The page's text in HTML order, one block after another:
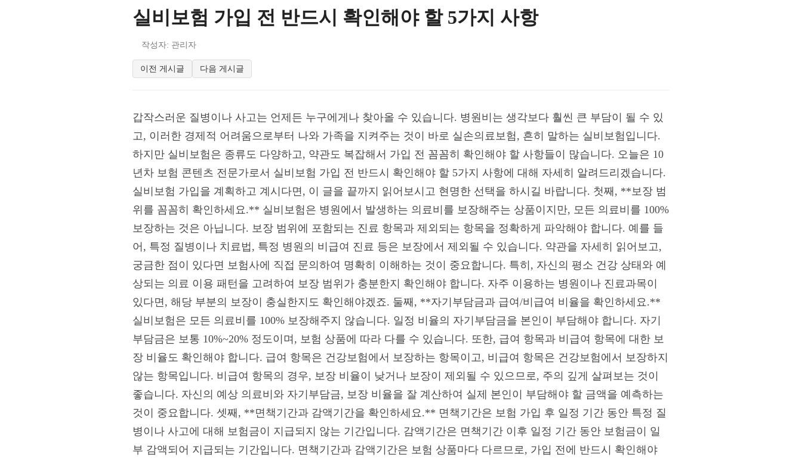
실비보험 가입 전 반드시 확인해야 할 5가지 사항
작성자: 관리자
이전 게시글 다음 게시글
갑작스러운 질병이나 사고는 언제든 누구에게나 찾아올 수 있습니다. 병원비는 생각보다 훨씬 큰 부담이 될 수 있
고, 이러한 경제적 어려움으로부터 나와 가족을 지켜주는 것이 바로 실손의료보험, 흔히 말하는 실비보험입니다.
하지만 실비보험은 종류도 다양하고, 약관도 복잡해서 가입 전 꼼꼼히 확인해야 할 사항들이 많습니다. 오늘은 10
년차 보험 콘텐츠 전문가로서 실비보험 가입 전 반드시 확인해야 할 5가지 사항에 대해 자세히 알려드리겠습니다.
실비보험 가입을 계획하고 계시다면, 이 글을 끝까지 읽어보시고 현명한 선택을 하시길 바랍니다. 첫째, **보장 범
위를 꼼꼼히 확인하세요.** 실비보험은 병원에서 발생하는 의료비를 보장해주는 상품이지만, 모든 의료비를 100%
보장하는 것은 아닙니다. 보장 범위에 포함되는 진료 항목과 제외되는 항목을 정확하게 파악해야 합니다. 예를 들
어, 특정 질병이나 치료법, 특정 병원의 비급여 진료 등은 보장에서 제외될 수 있습니다. 약관을 자세히 읽어보고,
궁금한 점이 있다면 보험사에 직접 문의하여 명확히 이해하는 것이 중요합니다. 특히, 자신의 평소 건강 상태와 예
상되는 의료 이용 패턴을 고려하여 보장 범위가 충분한지 확인해야 합니다. 자주 이용하는 병원이나 진료과목이
있다면, 해당 부분의 보장이 충실한지도 확인해야겠죠. 둘째, **자기부담금과 급여/비급여 비율을 확인하세요.**
실비보험은 모든 의료비를 100% 보장해주지 않습니다. 일정 비율의 자기부담금을 본인이 부담해야 합니다. 자기
부담금은 보통 10%~20% 정도이며, 보험 상품에 따라 다를 수 있습니다. 또한, 급여 항목과 비급여 항목에 대한 보
장 비율도 확인해야 합니다. 급여 항목은 건강보험에서 보장하는 항목이고, 비급여 항목은 건강보험에서 보장하지
않는 항목입니다. 비급여 항목의 경우, 보장 비율이 낮거나 보장이 제외될 수 있으므로, 주의 깊게 살펴보는 것이
좋습니다. 자신의 예상 의료비와 자기부담금, 보장 비율을 잘 계산하여 실제 본인이 부담해야 할 금액을 예측하는
것이 중요합니다. 셋째, **면책기간과 감액기간을 확인하세요.** 면책기간은 보험 가입 후 일정 기간 동안 특정 질
병이나 사고에 대해 보험금이 지급되지 않는 기간입니다. 감액기간은 면책기간 이후 일정 기간 동안 보험금이 일
부 감액되어 지급되는 기간입니다. 면책기간과 감액기간은 보험 상품마다 다르므로, 가입 전에 반드시 확인해야